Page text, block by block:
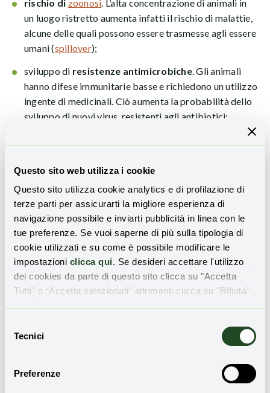
Questo sito web utilizza i cookie
Questo sito utilizza cookie analytics e di profilazione di
terze parti per assicurarti la migliore esperienza di
navigazione possibile e inviarti pubblicità in linea con le
tue preferenze. Se vuoi saperne di più sulla tipologia di
cookie utilizzati e su come è possibile modificare le
impostazioni clicca qui. Se desideri accettare l'utilizzo
dei cookies da parte di questo sito clicca su "Accetta
Tutti" o “Accetta selezionati” altrimenti clicca su "Rifiuta"
delTecnici
Preferenze
rischio di zoonosi. L’alta concentrazione di animali in
un luogo ristretto aumenta infatti il rischio di malattie,
alcune delle quali possono essere trasmesse agli essere
umani (spillover);
sviluppo di resistenze antimicrobiche. Gli animali
hanno difese immunitarie basse e richiedono un utilizzo
ingente di medicinali. Ciò aumenta la probabilità dello
sviluppo di nuovi virus, resistenti agli antibiotici;
. La
coltivazione di mangimi comporta la diminuzione di
suolo e risorse per le esigenze umane;
impatto ambientale delle coltivazioni. LaFAO
denuncia questa pratica insostenibile che provoca, da
un lato, problemi di obesità e, dall’altro, denutrizione
dovuta all’impossibilità, per milioni di persone, di
accedere al cibo;
eccessivo consumo d’acquadovuto alle esigenze
. Esso sarà direttamente
proporzionale al numero di capi di bestiame allevati;
legata alla
necessità di disporre di maggiore spazio;